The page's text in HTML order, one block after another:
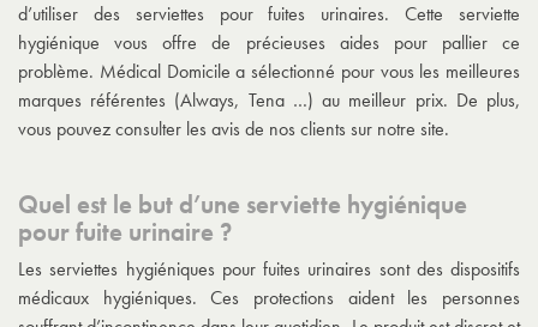
d’utiliser des serviettes pour fuites urinaires. Cette serviette
hygiénique vous offre de précieuses aides pour pallier ce
problème. Médical Domicile a sélectionné pour vous les meilleures
marques référentes (Always, Tena …) au meilleur prix. De plus,
vous pouvez consulter les avis de nos clients sur notre site.
Quel est le but d’une serviette hygiénique
pour fuite urinaire ?
Les serviettes hygiéniques pour fuites urinaires sont des dispositifs
médicaux hygiéniques. Ces protections aident les personnes